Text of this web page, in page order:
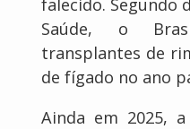
Saúde, o
transplantes de
de fígado no ano
Ainda em 2025,